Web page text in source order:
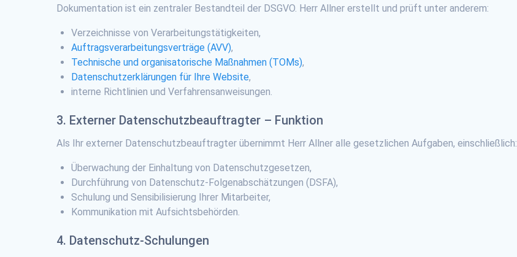
Dokumentation ist ein zentraler Bestandteil der DSGVO. Herr Allner erstellt und prüft unter anderem:
Verzeichnisse von Verarbeitungstätigkeiten,
Auftragsverarbeitungsverträge (AVV),
Technische und organisatorische Maßnahmen (TOMs),
Datenschutzerklärungen für Ihre Website,
interne Richtlinien und Verfahrensanweisungen.
3. Externer Datenschutzbeauftragter – Funktion
Als Ihr externer Datenschutzbeauftragter übernimmt Herr Allner alle gesetzlichen Aufgaben, einschließlich:
Überwachung der Einhaltung von Datenschutzgesetzen,
Durchführung von Datenschutz-Folgenabschätzungen (DSFA),
Schulung und Sensibilisierung Ihrer Mitarbeiter,
Kommunikation mit Aufsichtsbehörden.
4. Datenschutz-Schulungen